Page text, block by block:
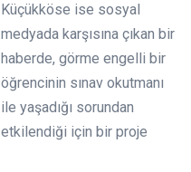
Küçükköse ise sosyal
medyada karşısına çıkan bir
haberde, görme engelli bir
öğrencinin sınav okutmanı
ile yaşadığı sorundan
etkilendiği için bir proje